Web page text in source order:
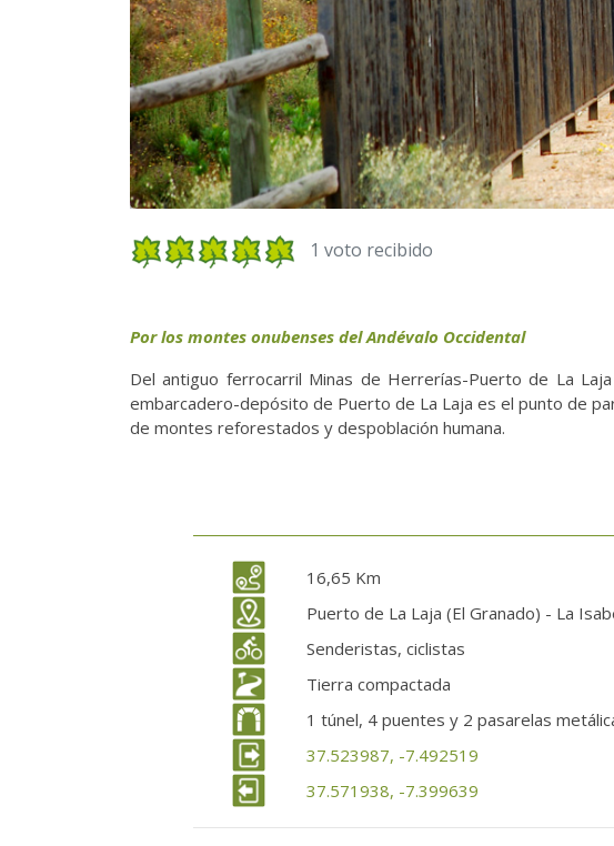
1 voto recibido
Por los montes onubenses del Andévalo Occidental
Del antiguo ferrocarril Minas de Herrerías-Puerto de La
embarcadero-depósito de Puerto de La Laja es el punto de
de montes reforestados y despoblación humana.
16,65 Km
Puerto de La Laja (El Granado) - La
Senderistas, ciclistas
Tierra compactada
1 túnel, 4 puentes y 2 pasarelas
37.523987, -7.492519
37.571938, -7.399639